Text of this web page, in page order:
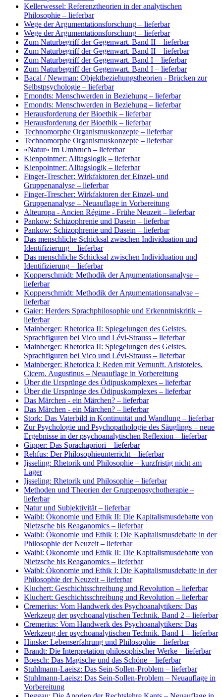
Kellerwessel: Referenztheorien in der analytischen
Philosophie – lieferbar
Wege der Argumentationsforschung – lieferbar
Wege der Argumentationsforschung – lieferbar
Zum Naturbegriff der Gegenwart. Band II – lieferbar
Zum Naturbegriff der Gegenwart. Band II – lieferbar
Zum Naturbegriff der Gegenwart. Band I – lieferbar
Zum Naturbegriff der Gegenwart. Band I – lieferbar
Bacal / Newman: Objektbeziehungstheorien - Brücken zur
Selbstpsychologie – lieferbar
Emondts: Menschwerden in Beziehung – lieferbar
Emondts: Menschwerden in Beziehung – lieferbar
Herausforderung der Bioethik – lieferbar
Herausforderung der Bioethik – lieferbar
Technomorphe Organismuskonzepte – lieferbar
Technomorphe Organismuskonzepte – lieferbar
»Natur« im Umbruch – lieferbar
Kienpointner: Alltagslogik – lieferbar
Kienpointner: Alltagslogik – lieferbar
Finger-Trescher: Wirkfaktoren der Einzel- und
Gruppenanalyse – lieferbar
Finger-Trescher: Wirkfaktoren der Einzel- und
Gruppenanalyse – Neuauflage in Vorbereitung
Alteuropa - Ancien Régime - Frühe Neuzeit – lieferbar
Pankow: Schizophrenie und Dasein – lieferbar
Pankow: Schizophrenie und Dasein – lieferbar
Das menschliche Schicksal zwischen Individuation und
Identifizierung – lieferbar
Das menschliche Schicksal zwischen Individuation und
Identifizierung – lieferbar
Kopperschmidt: Methodik der Argumentationsanalyse –
lieferbar
Kopperschmidt: Methodik der Argumentationsanalyse –
lieferbar
Gaier: Herders Sprachphilosophie und Erkenntniskritik –
lieferbar
Mainberger: Rhetorica II: Spiegelungen des Geistes.
Sprachfiguren bei Vico und Lévi-Strauss – lieferbar
Mainberger: Rhetorica II: Spiegelungen des Geistes.
Sprachfiguren bei Vico und Lévi-Strauss – lieferbar
Mainberger: Rhetorica I: Reden mit Vernunft. Aristoteles.
Cicero. Augustinus – Neuauflage in Vorbereitung
Über die Ursprünge des Ödipuskomplexes – lieferbar
Über die Ursprünge des Ödipuskomplexes – lieferbar
Das Märchen - ein Märchen? – lieferbar
Das Märchen - ein Märchen? – lieferbar
Stork: Das Vaterbild in Kontinuität und Wandlung – lieferbar
Zur Psychologie und Psychopathologie des Säuglings – neue
Ergebnisse in der psychoanalytischen Reflexion – lieferbar
Gipper: Das Sprachapriori – lieferbar
Rehfus: Der Philosophieunterricht – lieferbar
Ijsseling: Rhetorik und Philosophie – kurzfristig nicht am
Lager
Ijsseling: Rhetorik und Philosophie – lieferbar
Methoden und Theorien der Gruppenpsychotherapie –
lieferbar
Natur und Subjektivität – lieferbar
Waibl: Ökonomie und Ethik II: Die Kapitalismusdebatte von
Nietzsche bis Reaganomics – lieferbar
Waibl: Ökonomie und Ethik I: Die Kapitalismusdebatte in der
Philosophie der Neuzeit – lieferbar
Waibl: Ökonomie und Ethik II: Die Kapitalismusdebatte von
Nietzsche bis Reaganomics – lieferbar
Waibl: Ökonomie und Ethik I: Die Kapitalismusdebatte in der
Philosophie der Neuzeit – lieferbar
Kluchert: Geschichtsschreibung und Revolution – lieferbar
Kluchert: Geschichtsschreibung und Revolution – lieferbar
Cremerius: Vom Handwerk des Psychoanalytikers: Das
Werkzeug der psychoanalytischen Technik. Band 2 – lieferbar
Cremerius: Vom Handwerk des Psychoanalytikers: Das
Werkzeug der psychoanalytischen Technik. Band 1 – lieferbar
Hinske: Lebenserfahrung und Philosophie – lieferbar
Brandt: Die Interpretation philosophischer Werke – lieferbar
Boesch: Das Magische und das Schöne – lieferbar
Stuhlmann-Laeisz: Das Sein-Sollen-Problem – lieferbar
Stuhlmann-Laeisz: Das Sein-Sollen-Problem – Neuauflage in
Vorbereitung